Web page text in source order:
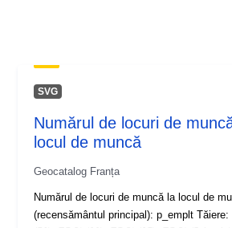
SVG
Numărul de locuri de
locul de muncă
Geocatalog Franța
Numărul de locuri de muncă la locul de
(recensământul principal): p_emplt Tăiere: EPCI